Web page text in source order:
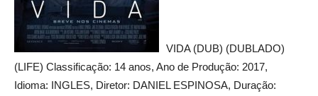
VIDA (DUB) (DUBLADO)
(LIFE) Classificação: 14 anos, Ano de Produção: 2017,
Idioma: INGLES, Diretor: DANIEL ESPINOSA, Duração: